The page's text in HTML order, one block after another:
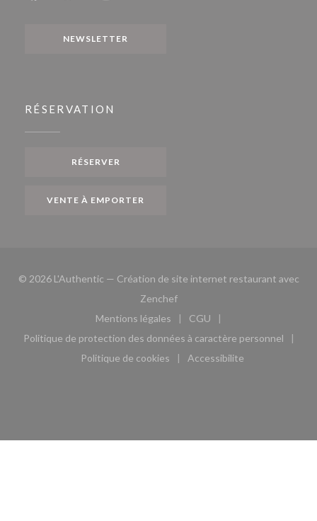
NEWSLETTER
RÉSERVATION
RÉSERVER
VENTE À EMPORTER
© 2026 L'Authentic — Création de site internet restaurant avec
Zenchef((ouvre une nouvelle fenêtre))
Mentions légales
((ouvre une nouvelle fenêtre))
CGU
((ouvre une nouvelle
Politique de protection des données à caractère personnel
((ouvre une nouvelle fenêtre))
Politique de cookies
((ouvre une nouvelle fenêtre))
Accessibilite